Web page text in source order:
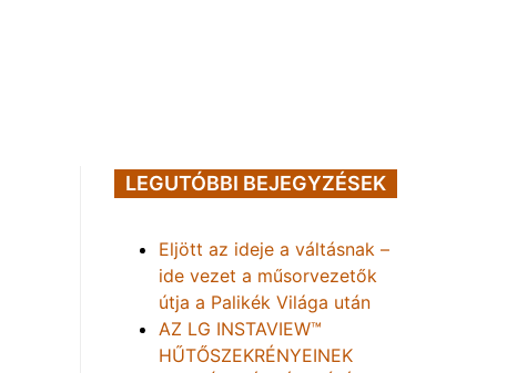
LEGUTÓBBI BEJEGYZÉSEK
Eljött az ideje a váltásnak –
ide vezet a műsorvezetők
útja a Palikék Világa után
AZ LG INSTAVIEW™
HŰTŐSZEKRÉNYEINEK